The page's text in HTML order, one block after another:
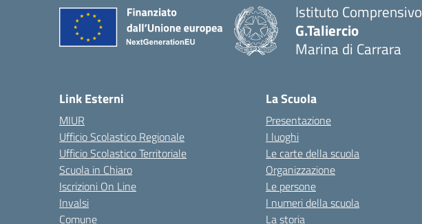
Istituto Comprensivo
G.Taliercio
Marina di Carrara
Link Esterni
MIUR
Ufficio Scolastico Regionale
Ufficio Scolastico Territoriale
Scuola in Chiaro
Iscrizioni On Line
Invalsi
Comune
La Scuola
Presentazione
I luoghi
Le carte della scuola
Organizzazione
Le persone
I numeri della scuola
La storia